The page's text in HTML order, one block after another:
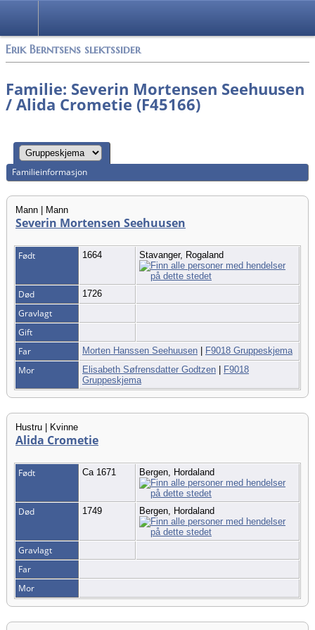
Erik Berntsens slektssider
Familie: Severin Mortensen Seehuusen
/ Alida Crometie (F45166)
Familieinformasjon
Mann | Mann
Severin Mortensen Seehuusen
Født 1664 Stavanger, Rogaland
Død 1726
Gravlagt
Gift
Far
Morten Hanssen Seehuusen F9018 Gruppeskjema
Mor Elisabeth Søfrensdatter Godtzen
F9018
Gruppeskjema
Hustru | Kvinne
Alida Crometie
Født Ca 1671 Bergen, Hordaland
Død 1749 Bergen, Hordaland
Gravlagt
Far
Mor